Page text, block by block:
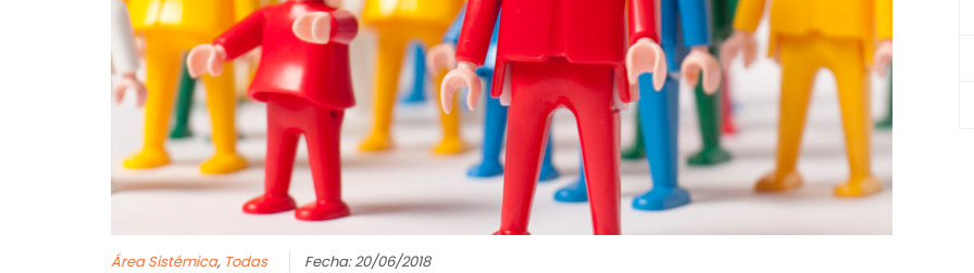
Área Sistémica, Todas Fecha: 20/06/2018